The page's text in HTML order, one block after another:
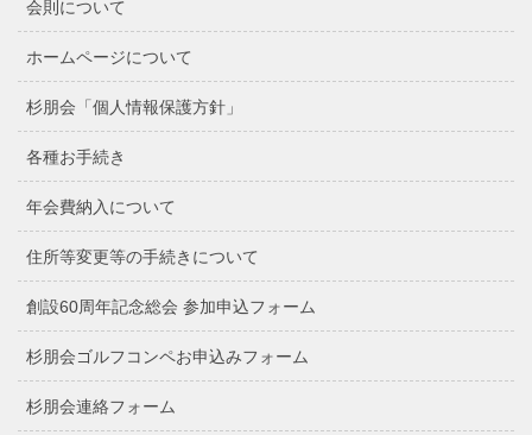
会則について
ホームページについて
杉朋会「個人情報保護方針」
各種お手続き
年会費納入について
住所等変更等の手続きについて
創設60周年記念総会 参加申込フォーム
杉朋会ゴルフコンペお申込みフォーム
杉朋会連絡フォーム